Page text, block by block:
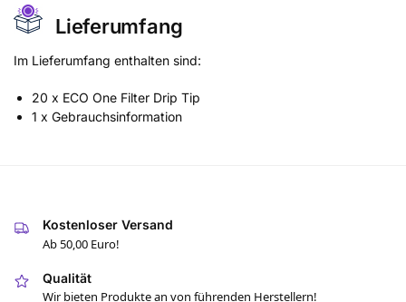
Lieferumfang
Im Lieferumfang enthalten sind:
20 x ECO One Filter Drip Tip
1 x Gebrauchsinformation
Kostenloser Versand
Ab 50,00 Euro!
Qualität
Wir bieten Produkte an von führenden Herstellern!